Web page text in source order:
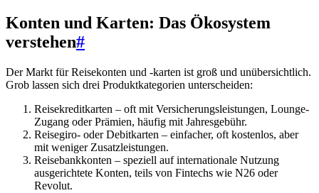
Konten und Karten: Das Ökosystem
verstehen#
Der Markt für Reisekonten und -karten ist groß und unübersichtlich.
Grob lassen sich drei Produktkategorien unterscheiden:
Reisekreditkarten – oft mit Versicherungsleistungen, Lounge-
Zugang oder Prämien, häufig mit Jahresgebühr.
Reisegiro- oder Debitkarten – einfacher, oft kostenlos, aber
mit weniger Zusatzleistungen.
Reisebankkonten – speziell auf internationale Nutzung
ausgerichtete Konten, teils von Fintechs wie N26 oder
Revolut.